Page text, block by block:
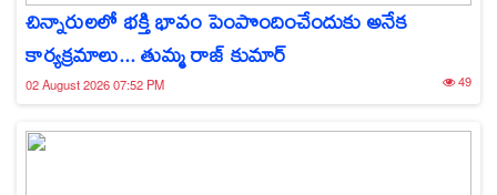
చిన్నారులలో భక్తి భావం పెంపొందించేందుకు అనేక
కార్యక్రమాలు... తుమ్మ రాజ్ కుమార్
02 August 2026 07:52 PM 49